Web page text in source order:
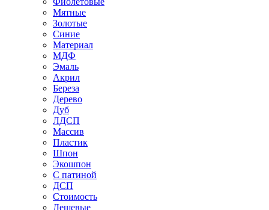
Мятные
Золотые
Синие
Материал
МДФ
Эмаль
Акрил
Береза
Дерево
Дуб
ЛДСП
Массив
Пластик
Шпон
Экошпон
С патиной
ДСП
Стоимость
Дешевые